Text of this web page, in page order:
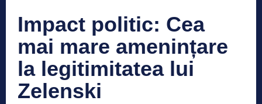
Impact politic: Cea
mai mare amenințare
la legitimitatea lui
Zelenski